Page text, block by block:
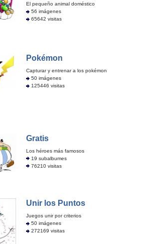
El pequeño animal doméstico
56 imágenes
65642 visitas
Pokémon
Capturar y entrenar a los pokémon
50 imágenes
125446 visitas
Gratis
Los héroes más famosos
19 subalbumes
76210 visitas
Unir los Puntos
Juegos unir por criterios
50 imágenes
272169 visitas